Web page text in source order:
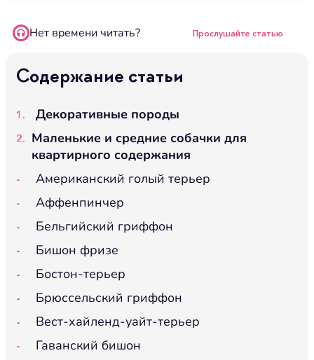
Нет времени читать? Прослушайте статью
Содержание статьи
Декоративные породы
Маленькие и средние собачки для
квартирного содержания
Американский голый терьер
Аффенпинчер
Бельгийский гриффон
Бишон фризе
Бостон-терьер
Брюссельский гриффон
Вест-хайленд-уайт-терьер
Гаванский бишон